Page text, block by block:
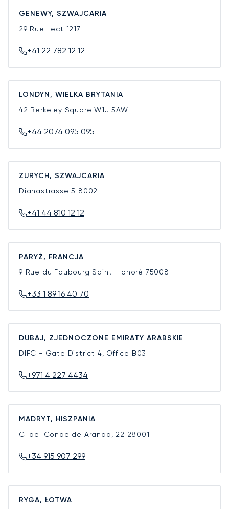
GENEWY, SZWAJCARIA
29 Rue Lect 1217
+41 22 782 12 12
LONDYN, WIELKA BRYTANIA
42 Berkeley SquareW1J 5AW
+44 2074 095 095
ZURYCH, SZWAJCARIA
Dianastrasse 5 8002
+41 44 810 12 12
PARYŻ, FRANCJA
9 Rue du Faubourg Saint-Honoré 75008
+33 1 89 16 40 70
DUBAJ, ZJEDNOCZONE EMIRATY ARABSKIE
DIFC - Gate District 4, Office B03
+971 4 227 4434
MADRYT, HISZPANIA
C. del Conde de Aranda, 22 28001
+34 915 907 299
RYGA, ŁOTWA